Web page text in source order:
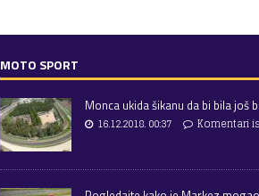
MOTO SPORT
Monca ukida šikanu da bi bila još
16.12.2018. 00:37
Komentari